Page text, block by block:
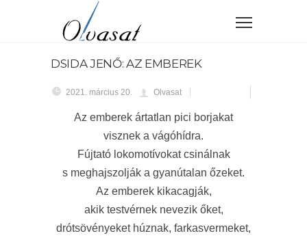
DSIDA JENŐ: AZ EMBEREK
2021. március 20. Olvasat
Az emberek ártatlan pici borjakat
visznek a vágóhídra.
Fújtató lokomotívokat csinálnak
s meghajszolják a gyanútalan őzeket.
Az emberek kikacagják,
akik testvérnek nevezik őket,
drótsövényeket húznak, farkasvermeket,